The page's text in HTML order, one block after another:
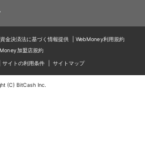
資金決済法に基づく情報提供 WebMoney利用規約
加盟店規約
サイトの利用条件 サイトマップ
(C) BitCash Inc.